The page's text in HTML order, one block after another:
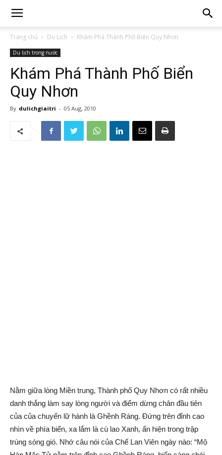
Trang chủ Du Lịch Khám Phá Thành Phố Biển Quy Nhơn
Du lịch trong nước
Khám Phá Thành Phố Biển
Quy Nhơn
By dulichgiaitri - 05 Aug, 2010
Nằm giữa lòng Miền trung, Thành phố Quy Nhơn có rất nhiều
danh thắng làm say lòng người và điểm dừng chân đầu tiên
của của chuyến lữ hành là Ghềnh Ráng. Đứng trên đỉnh cao
nhìn về phía biển, xa lắm là cù lao Xanh, ẩn hiện trong trập
trùng sóng gió. Nhớ câu nói của Chế Lan Viên ngày nào: “Mộ